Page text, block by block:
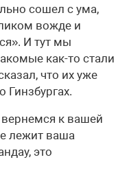
сошел с ума,
вожде и
И тут мы
как-то стали
что их уже
Гинзбургах.
вернемся к вашей
лежит ваша
это